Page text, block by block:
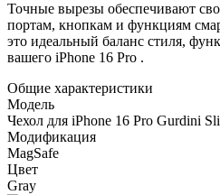
Точные вырезы обеспечивают
портам, кнопкам и функциям
это идеальный баланс стиля,
вашего iPhone 16 Pro .
Общие характеристики
Модель
Чехол для iPhone 16 Pro Gurdini
Модификация
MagSafe
Цвет
Gray